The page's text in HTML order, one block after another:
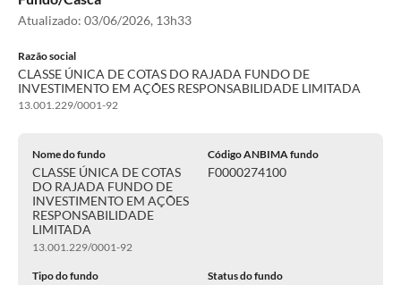
Atualizado: 03/06/2026, 13h33
Razão social
CLASSE ÚNICA DE COTAS DO RAJADA FUNDO DE
INVESTIMENTO EM AÇÕES RESPONSABILIDADE LIMITADA
13.001.229/0001-92
Nome do fundo
CLASSE ÚNICA DE COTAS
DO RAJADA FUNDO DE
INVESTIMENTO EM AÇÕES
RESPONSABILIDADE
LIMITADA
13.001.229/0001-92
Código ANBIMA fundo
F0000274100
Tipo do fundo Status do fundo